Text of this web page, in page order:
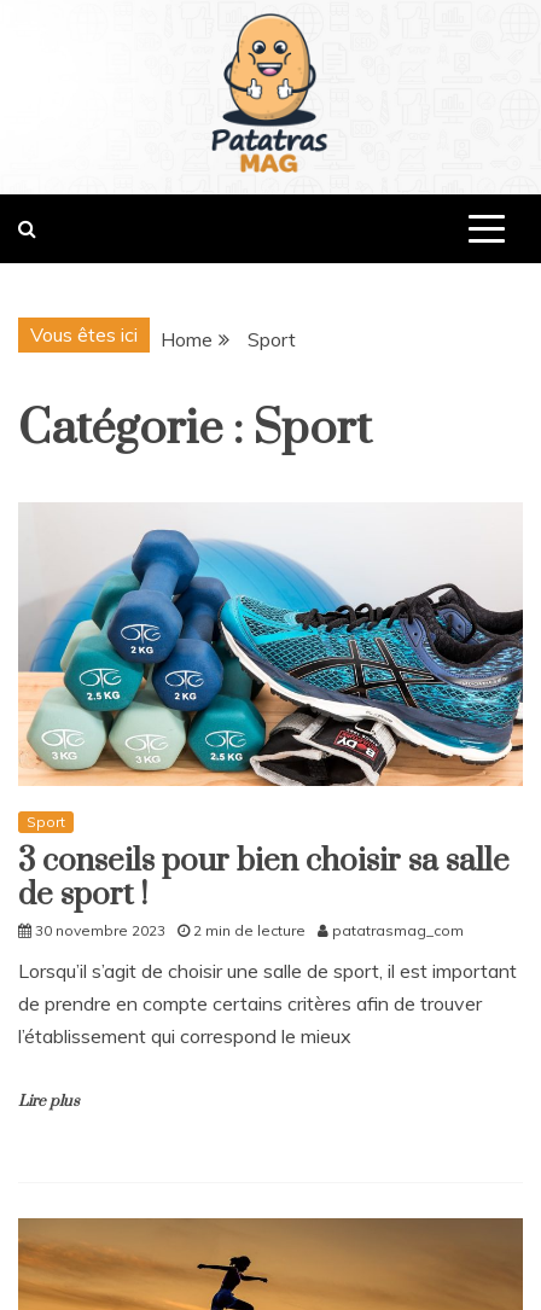
patatrasmag.com
Vous êtes ici Home Sport
Catégorie : Sport
Sport
3 conseils pour bien choisir sa salle
de sport !
30 novembre 2023 2 min de lecture patatrasmag_com
Lorsqu’il s’agit de choisir une salle de sport, il est important
de prendre en compte certains critères afin de trouver
l’établissement qui correspond le mieux
Lire plus